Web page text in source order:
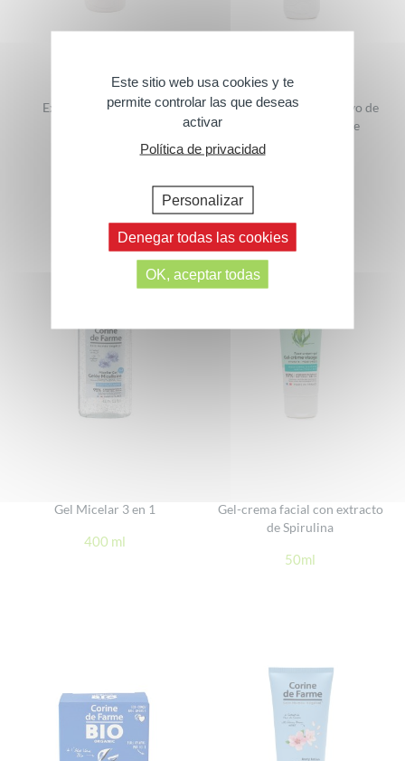
Exfoliante corporal de
Exfoliante facial en polvo de
hueso de albaricoque
Gel Micelar 3 en 1
400 ml
Gel-crema facial con extracto
de Spirulina
50ml
Este sitio web usa cookies y te
permite controlar las que deseas
activar
Política de privacidad
Personalizar
Denegar todas las cookies
OK, aceptar todas